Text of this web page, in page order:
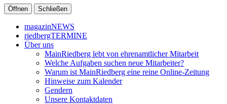
Öffnen Schließen
magazinNEWS
riedbergTERMINE
Über uns
MainRiedberg lebt von ehrenamtlicher Mitarbeit
Welche Aufgaben suchen neue Mitarbeiter?
Warum ist MainRiedberg eine reine Online-Zeitung
Hinweise zum Kalender
Gendern
Unsere Kontaktdaten